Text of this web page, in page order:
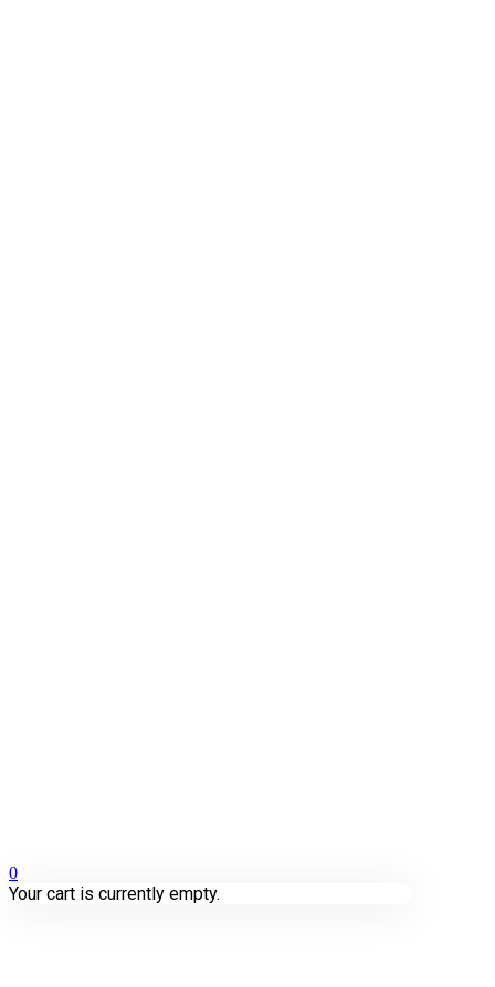
0
Your cart is currently empty.